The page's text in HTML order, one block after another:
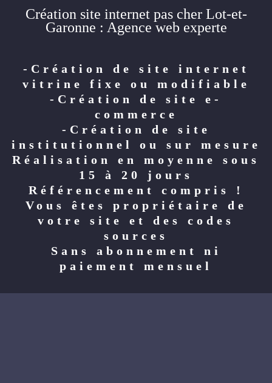
Création site internet pas cher Lot-et-
Garonne : Agence web experte
-Création de site internet
vitrine fixe ou modifiable
-Création de site e-
commerce
-Création de site
institutionnel ou sur mesure
Réalisation en moyenne sous
15 à 20 jours
Référencement compris !
Vous êtes propriétaire de
votre site et des codes
sources
Sans abonnement ni
paiement mensuel